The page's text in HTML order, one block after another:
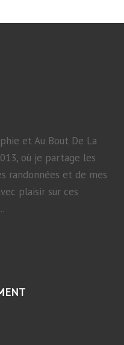
et Au Bout De La
où je partage les
randonnées et de mes
plaisir sur ces